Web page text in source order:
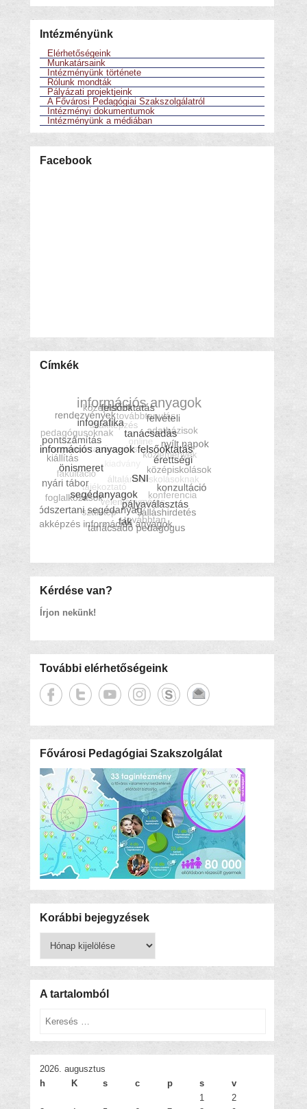
Intézményünk
Elérhetőségeink
Munkatársaink
Intézményünk története
Rólunk mondták
Pályázati projektjeink
A Fővárosi Pedagógiai Szakszolgálatról
Intézményi dokumentumok
Intézményünk a médiában
Facebook
Címkék
Kérdése van?
Írjon nekünk!
További elérhetőségeink
Fővárosi Pedagógiai Szakszolgálat
Korábbi bejegyzések
bejegyzések
A tartalomból
Keresés
2026. augusztus
h
K s c p s
v
1
2